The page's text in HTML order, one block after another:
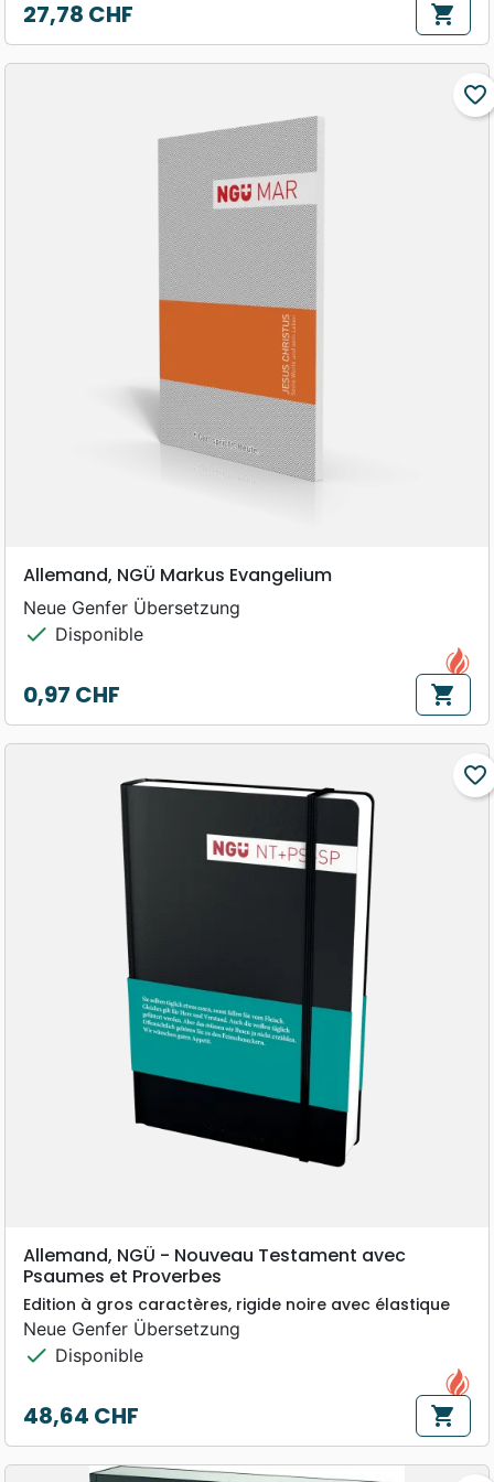
Prix
27,78 CHF shopping_cart
favorite_border
Allemand, NGÜ Markus Evangelium
Neue Genfer Übersetzung
check Disponible
Prix
0,97 CHF shopping_cart
favorite_border
Allemand, NGÜ - Nouveau Testament avec
Psaumes et Proverbes
Edition à gros caractères, rigide noire avec élastique
Neue Genfer Übersetzung
check Disponible
Prix
48,64 CHF shopping_cart